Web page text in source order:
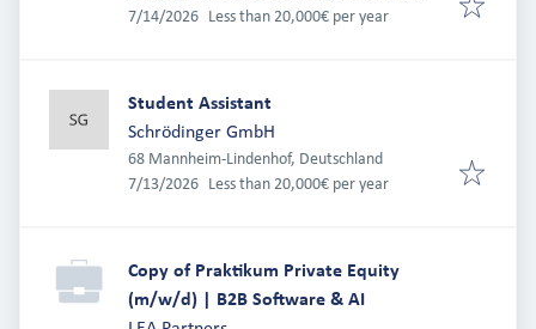
Published:
7/14/2026 Less than 20,000€ per year
Student Assistant
Schrödinger GmbH
68 Mannheim-Lindenhof, Deutschland
Published:
7/13/2026 Less than 20,000€ per year
Copy of Praktikum Private Equity
(m/w/d) | B2B Software & AI